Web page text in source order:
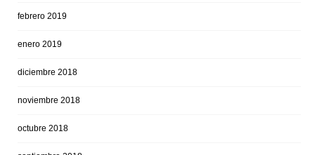
febrero 2019
enero 2019
diciembre 2018
noviembre 2018
octubre 2018